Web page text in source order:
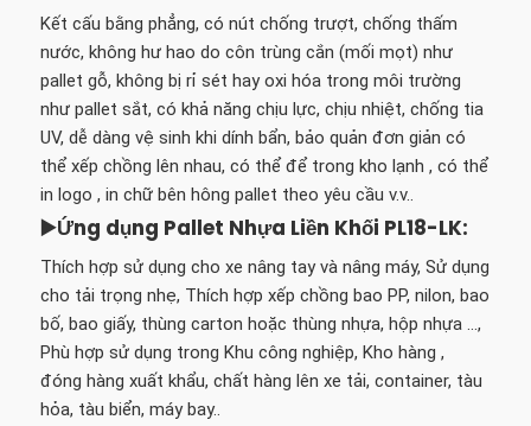
Kết cấu bằng phẳng, có nút chống trượt, chống thấm
nước, không hư hao do côn trùng cắn (mối mọt) như
pallet gỗ, không bị rỉ sét hay oxi hóa trong môi trường
như pallet sắt, có khả năng chịu lực, chịu nhiệt, chống tia
UV, dễ dàng vệ sinh khi dính bẩn, bảo quản đơn giản có
thể xếp chồng lên nhau, có thể để trong kho lạnh , có thể
in logo , in chữ bên hông pallet theo yêu cầu v.v..
▶️Ứng dụng Pallet Nhựa Liền Khối PL18-LK:
Thích hợp sử dụng cho xe nâng tay và nâng máy, Sử dụng
cho tải trọng nhẹ, Thích hợp xếp chồng bao PP, nilon, bao
bố, bao giấy, thùng carton hoặc thùng nhựa, hộp nhựa …,
Phù hợp sử dụng trong Khu công nghiệp, Kho hàng ,
đóng hàng xuất khẩu, chất hàng lên xe tải, container, tàu
hỏa, tàu biển, máy bay..